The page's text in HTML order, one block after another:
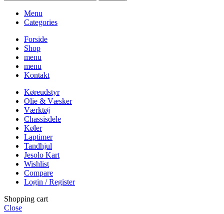
Menu
Categories
Forside
Shop
menu
menu
Kontakt
Køreudstyr
Olie & Væsker
Værktøj
Chassisdele
Køler
Laptimer
Tandhjul
Jesolo Kart
Wishlist
Compare
Login / Register
Shopping cart
Close